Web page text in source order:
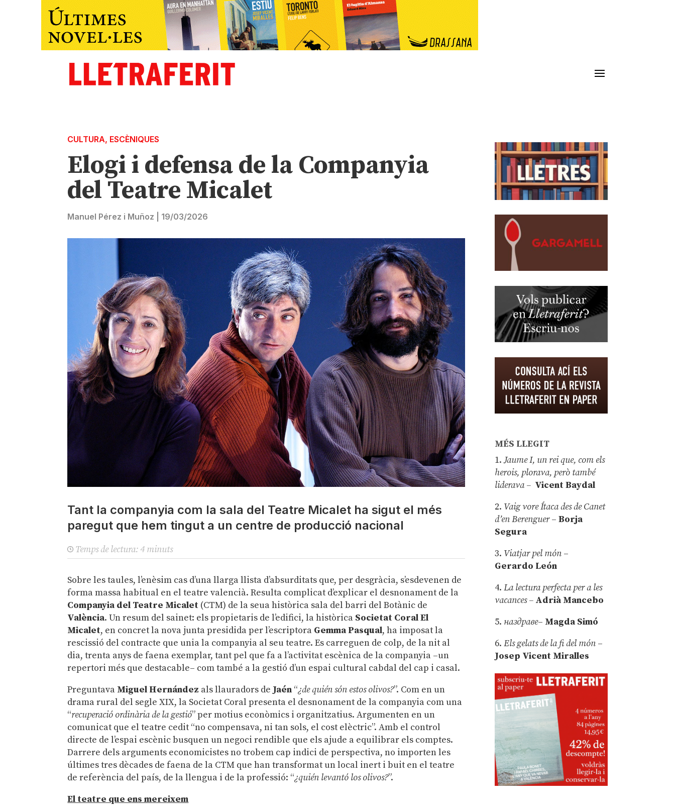
CULTURA, ESCÈNIQUES
Elogi i defensa de la Companyia
del Teatre Micalet
Manuel Pérez i Muñoz 19/03/2026
Tant la companyia com la sala del Teatre Micalet ha sigut el més
paregut que hem tingut a un centre de producció nacional
Temps de lectura: 4 minuts
Sobre les taules, l’enèsim cas d’una llarga llista d’absurditats que, per desgràcia, s’esdevenen de
forma massa habitual en el teatre valencià. Resulta complicat d’explicar el desnonament de la
Companyia del Teatre Micalet (CTM) de la seua històrica sala del barri del Botànic de
València. Un resum del sainet: els propietaris de l’edifici, la històrica Societat Coral El
Micalet, en concret la nova junta presidida per l’escriptora Gemma Pasqual, ha imposat la
rescissió del contracte que unia la companyia al seu teatre. Es carreguen de colp, de la nit al
dia, trenta anys de faena exemplar, tant pel que fa a l’activitat escènica de la companyia –un
repertori més que destacable– com també a la gestió d’un espai cultural cabdal del cap i casal.
Preguntava Miguel Hernández als llauradors de Jaén “¿de quién són estos olivos?”. Com en un
drama rural del segle XIX, la Societat Coral presenta el desnonament de la companyia com una
“recuperació ordinària de la gestió” per motius econòmics i organitzatius. Argumenten en un
comunicat que el teatre cedit “no compensava, ni tan sols, el cost elèctric”. Amb el control
directe de l’espai escènic busquen un negoci rendible que els ajude a equilibrar els comptes.
Darrere dels arguments economicistes no trobem cap indici de perspectiva, no importen les
últimes tres dècades de faena de la CTM que han transformat un local inert i buit en el teatre
de referència del país, de la llengua i de la professió: “¿quién levantó los olivos?”.
El teatre que ens mereixem
MÉS LLEGIT
1.Jaume I, un rei que, com els
herois, plorava, però també
liderava – Vicent Baydal
2. Vaig vore Ítaca des de Canet
d’en Berenguer–Borja
Segura
3. Viatjar pel món –
Gerardo León
4.La lectura perfecta per a les
vacances – Adrià Mancebo
5. наздраве– Magda Simó
6.Els gelats de la fi del món –
Josep Vicent Miralles